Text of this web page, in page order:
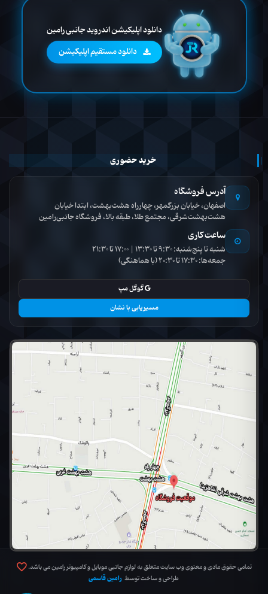
دانلود اپلیکیشن اندروید جانبی رامین
دانلود مستقیم اپلیکیشن
خرید حضوری
آدرس فروشگاه
اصفهان، خیابان بزرگمهر، چهارراه هشت‌بهشت، ابتدا خیابان
هشت‌بهشت‌شرقی، مجتمع طلا، طبقه بالا، فروشگاه جانبی‌رامین
ساعت کاری
شنبه تا پنج‌شنبه: 9:30 تا 13:30 | 17:00 تا 21:30
جمعه‌ها: 17:30 تا 20:30 (با هماهنگی)
گوگل مپ
مسیریابی با نشان
تمامی حقوق مادی و معنوی وب سایت متعلق به لوازم جانبی موبایل و کامپیوتر رامین می باشد.
طراحی و ساخت توسط رامین قاسمی